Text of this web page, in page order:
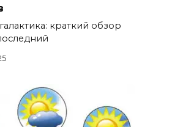
краткий обзор